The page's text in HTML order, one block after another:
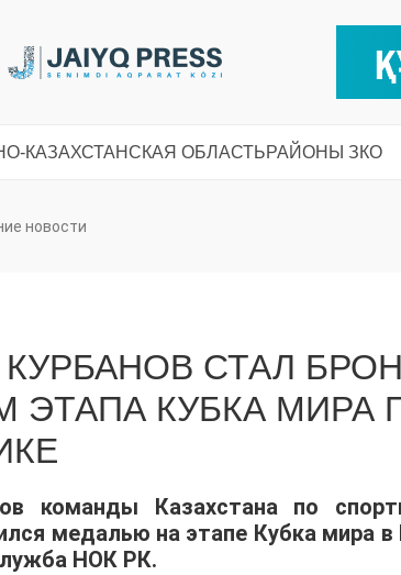
КАЗАХСТАНСКАЯ ОБЛАСТЬРАЙОНЫ ЗКО
новости
СТАЛ
ЭТАПА КУБКА МИРА
команды Казахстана по
медалью на этапе Кубка мира
НОК РК.